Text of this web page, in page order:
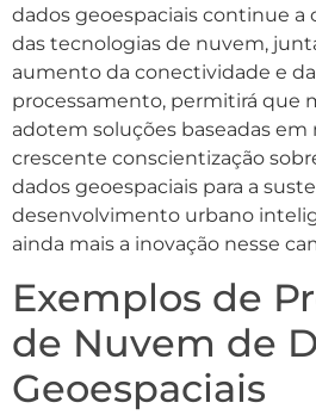
dados geoespaciais continue a
das tecnologias de nuvem,
aumento da conectividade e
processamento, permitirá que
adotem soluções baseadas em
crescente conscientização
dados geoespaciais para a
desenvolvimento urbano
ainda mais a inovação nesse
Exemplos de
de Nuvem de
Geoespaciais